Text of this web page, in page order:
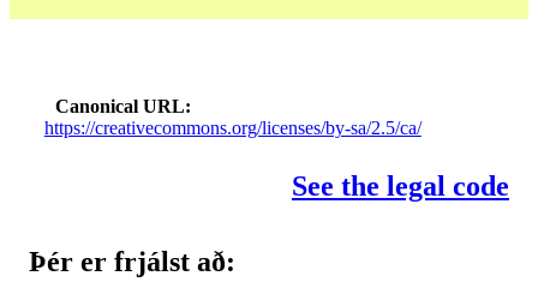
Canonical URL
https://creativecommons.org/licenses/by-sa/2.5/ca/
See the legal code
Þér er frjálst að: